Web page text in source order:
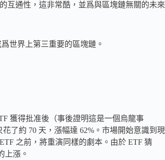
的互通性，這非常酷，並爲與區塊鏈無關的未來
世界上第三重要的區塊鏈。
獲得批准後（事後證明這是一個烏龍事
了約 70 天，漲幅達 62%。市場開始意識到現
之前，將重演同樣的劇本。由於 ETF 猜
上漲。